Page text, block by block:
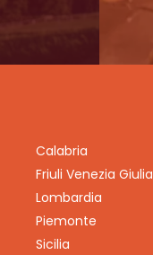
Calabria
Friuli Venezia Giulia
Lombardia
Piemonte
Sicilia